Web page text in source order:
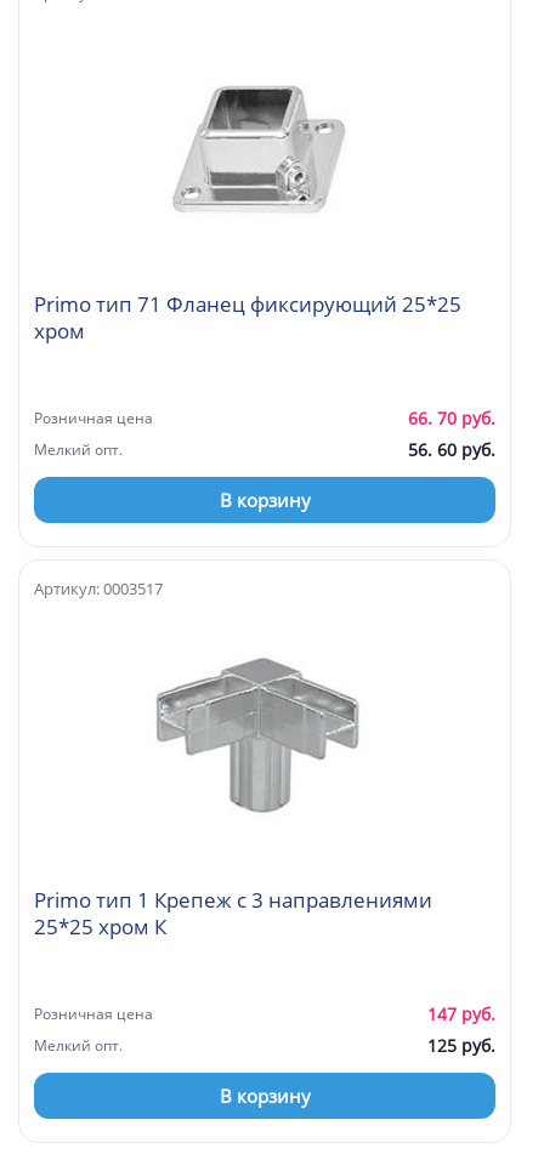
Primo тип 71 Фланец фиксирующий 25*25
хром
Розничная цена 66. 70 руб.
Мелкий опт. 56. 60 руб.
В корзину
Primo тип 1 Крепеж с 3 направлениями
25*25 хром К
Артикул: 0003517
Розничная цена 147 руб.
Мелкий опт. 125 руб.
В корзину